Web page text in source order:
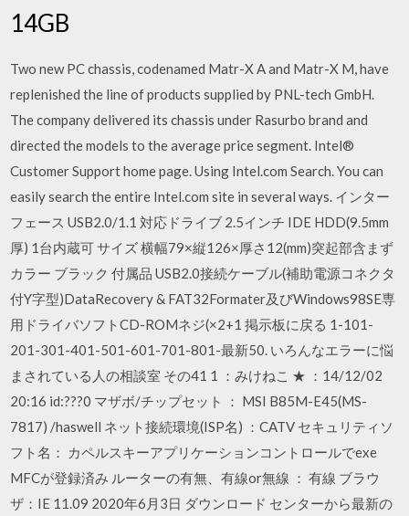
14GB
Two new PC chassis, codenamed Matr-X A and Matr-X M, have
replenished the line of products supplied by PNL-tech GmbH.
The company delivered its chassis under Rasurbo brand and
directed the models to the average price segment. Intel®
Customer Support home page. Using Intel.com Search. You can
easily search the entire Intel.com site in several ways. インター
フェース USB2.0/1.1 対応ドライブ 2.5インチ IDE HDD(9.5mm
厚) 1台内蔵可 サイズ 横幅79×縦126×厚さ12(mm)突起部含まず
カラー ブラック 付属品 USB2.0接続ケーブル(補助電源コネクタ
付Y字型)DataRecovery & FAT32Formater及びWindows98SE専
用ドライバソフトCD-ROMネジ(×2+1 掲示板に戻る 1-101-
201-301-401-501-601-701-801-最新50. いろんなエラーに悩
まされている人の相談室 その41 1 ：みけねこ ★ ：14/12/02
20:16 id:???0 マザボ/チップセット ： MSI B85M-E45(MS-
7817) /haswell ネット接続環境(ISP名) ：CATV セキュリティソ
フト名： カペルスキーアプリケーションコントロールでexe
MFCが登録済み ルーターの有無、有線or無線 ： 有線 ブラウ
ザ：IE 11.09 2020年6月3日 ダウンロード センターから最新の